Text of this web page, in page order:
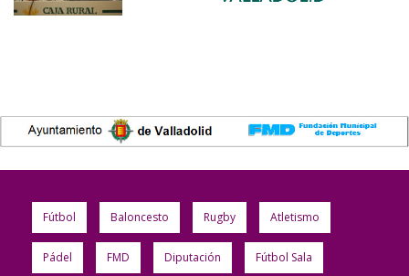
Fútbol Baloncesto Rugby Atletismo
Pádel FMD Diputación Fútbol Sala